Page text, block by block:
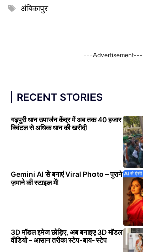
Tags
अंबिकापुर
---Advertisement---
RECENT STORIES
गढ़पुरी धान उपार्जन केंद्र में अब तक 40 हजार
क्विंटल से अधिक धान की खरीदी
Gemini AI से बनाएं Viral Photo – पुराने
ज़माने की स्टाइल में!
3D मॉडल इमेज छोड़िए, अब बनाइए 3D मॉडल
वीडियो – आसान तरीका स्टेप-बाय-स्टेप